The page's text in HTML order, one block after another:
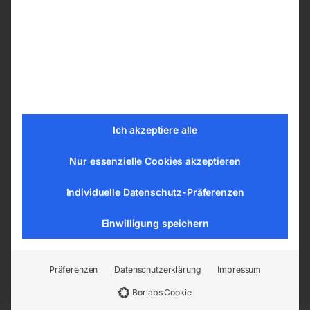
6 Sechskant-Bundmuttern
4 Verlängerungsmuttern
12 Stufenblöcke
24 Stiftschrauben, je 4 Stück Länge 75, 100,
Alle Spannwerkzeuge brüniert
9004853880834 Artikelnummer:
Ich akzeptiere alle
Nur essenzielle Cookies akzeptieren
Individuelle Datenschutz-Präferenzen
Einwilligung speichern
Präferenzen Datenschutzerklärung Impressum
Borlabs Cookie